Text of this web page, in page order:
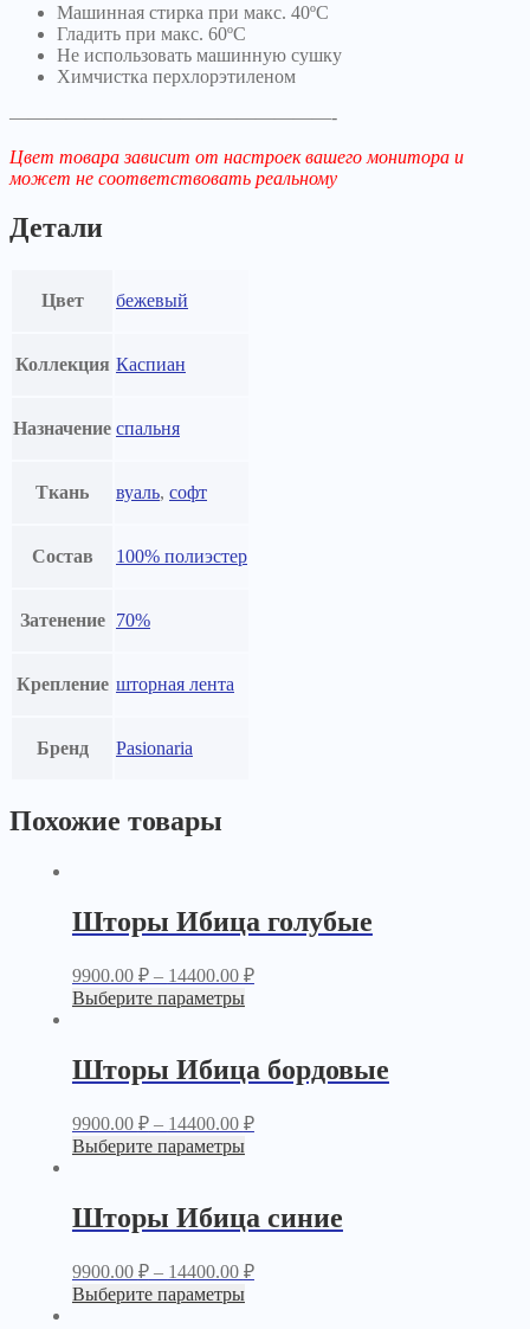
Машинная стирка при макс. 40ºC
Гладить при макс. 60ºC
Не использовать машинную сушку
Химчистка перхлорэтиленом
—————————————————-
Цвет товара зависит от настроек вашего монитора и
может не соответствовать реальному
Детали
Цвет бежевый
Коллекция Каспиан
Назначение спальня
Ткань вуаль, софт
Состав 100% полиэстер
Затенение 70%
Крепление шторная лента
Бренд Pasionaria
Похожие товары
Шторы Ибица голубые
9900.00 ₽– 14400.00 ₽
Выберите параметры
Шторы Ибица бордовые
9900.00 ₽– 14400.00 ₽
Выберите параметры
Шторы Ибица синие
9900.00 ₽– 14400.00 ₽
Выберите параметры